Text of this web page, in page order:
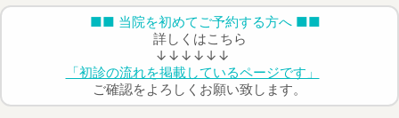
■■ 当院を初めてご予約する方へ ■■
詳しくはこちら
↓↓↓↓↓↓
「初診の流れを掲載しているページです」
ご確認をよろしくお願い致します。